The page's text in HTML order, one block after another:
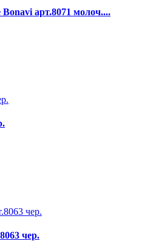
арт.8071 молоч....
чер.